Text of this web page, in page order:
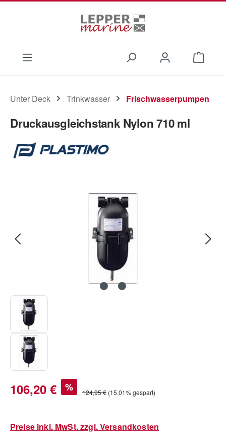
Unter Deck Trinkwasser Frischwasserpumpen
Druckausgleichstank Nylon 710 ml
Verkaufspreis:
106,20 € % Regulärer Preis:
124,95 € (15.01% gespart)
Preise inkl. MwSt. zzgl. Versandkosten